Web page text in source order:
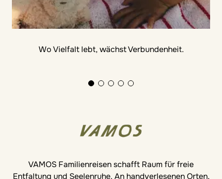
Wo Vielfalt lebt, wächst Verbundenheit.
VAMOS Familienreisen schafft Raum für freie
Entfaltung und Seelenruhe. An handverlesenen Orten,